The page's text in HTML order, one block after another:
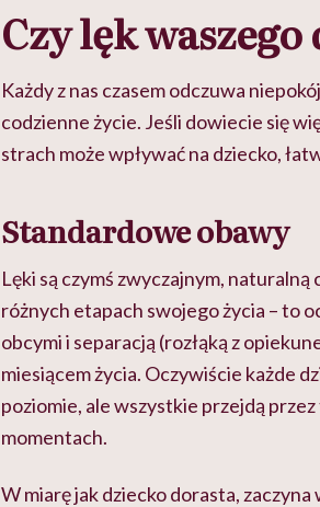
Czy lęk
Każdy z nas czasem odczuwa
codzienne życie. Jeśli dowiecie się
strach może wpływać na dziecko,
Standardowe obawy
Lęki są czymś zwyczajnym,
różnych etapach swojego życia – to
obcymi i separacją (rozłąką z
miesiącem życia. Oczywiście każde
poziomie, ale wszystkie przejdą
momentach.
W miarę jak dziecko dorasta,